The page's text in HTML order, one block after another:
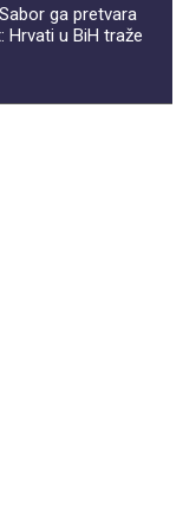
ga pretvara
Hrvati u BiH traže